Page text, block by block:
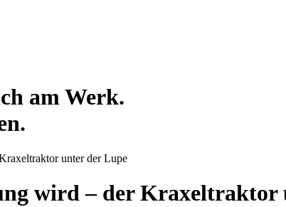
am Werk.
unter der Lupe
wird – der Kraxeltraktor